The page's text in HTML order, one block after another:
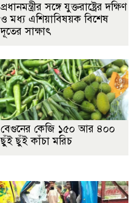
প্রধানমন্ত্রীর সঙ্গে যুক্তরাষ্ট্রের দক্ষিণ
ও মধ্য এশিয়াবিষয়ক বিশেষ
দূতের সাক্ষাৎ
বেগুনের কেজি ১৫০ আর ৪০০
ছুঁই ছুঁই কাঁচা মরিচ